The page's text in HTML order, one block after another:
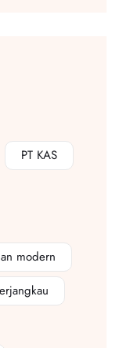
PT KAS
modern